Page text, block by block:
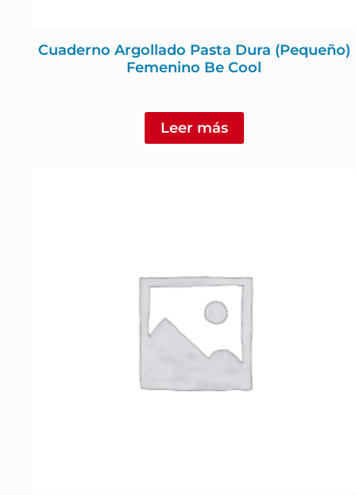
Cuaderno Argollado Pasta Dura (Pequeño)
Femenino Be Cool
Leer más